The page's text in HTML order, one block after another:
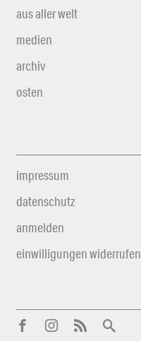
aus aller welt
medien
archiv
osten
impressum
datenschutz
anmelden
einwilligungen widerrufen